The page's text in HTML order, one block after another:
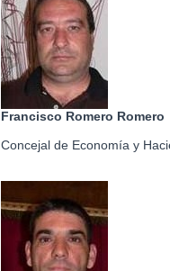
Francisco Romero Romero
Concejal de Economía y